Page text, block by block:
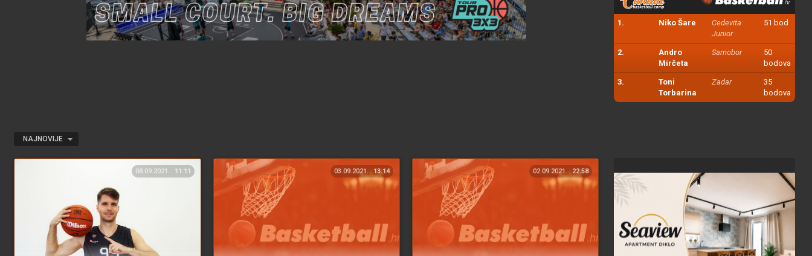
1. Niko Šare
Cedevita
Junior
51 bod
2.
Andro
Mirčeta
Samobor
50
bodova
3.
Toni
Torbarina
Zadar
35
bodova
NAJNOVIJE
08.09.2021. 11:11 03.09.2021. 13:14 02.09.2021. 22:58